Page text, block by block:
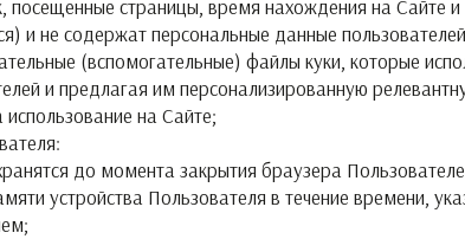
страницы, время нахождения на Сайте
и не содержат персональные данные
(вспомогательные) файлы куки, которые
и предлагая им персонализированную
на Сайте;
до момента закрытия браузера
устройства Пользователя в течение времени,